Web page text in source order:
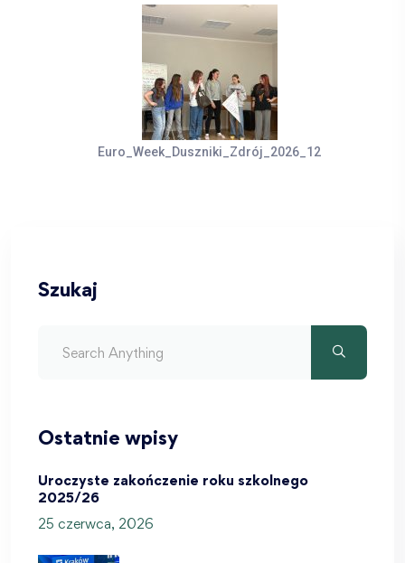
Euro_Week_Duszniki_Zdrój_2026_12
Szukaj
Ostatnie wpisy
Uroczyste zakończenie roku szkolnego
2025/26
25 czerwca, 2026